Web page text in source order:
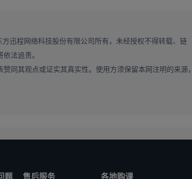
迅程网络科技股份有限公司所有，未经授权不得转载、链
法追责。
同其观点或证实其真实性。使用方须保留本网注明的来源，
题 售后服务 各地购课